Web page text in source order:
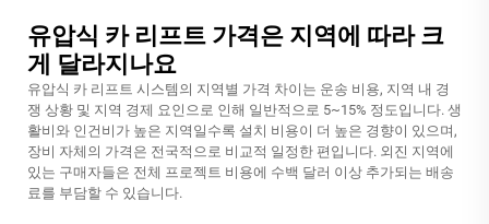
유압식 카 리프트 가격은 지역에 따라 크
게 달라지나요
유압식 카 리프트 시스템의 지역별 가격 차이는 운송 비용, 지역 내 경
쟁 상황 및 지역 경제 요인으로 인해 일반적으로 5~15% 정도입니다. 생
활비와 인건비가 높은 지역일수록 설치 비용이 더 높은 경향이 있으며,
장비 자체의 가격은 전국적으로 비교적 일정한 편입니다. 외진 지역에
있는 구매자들은 전체 프로젝트 비용에 수백 달러 이상 추가되는 배송
료를 부담할 수 있습니다.